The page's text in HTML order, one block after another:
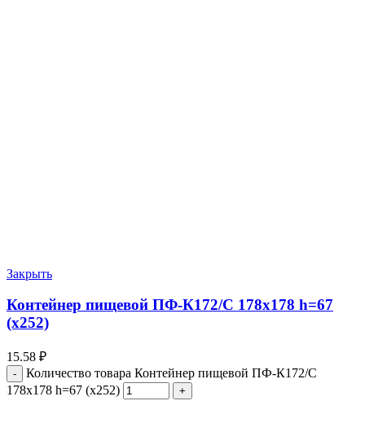
Закрыть
Контейнер пищевой ПФ-К172/С 178х178 h=67
(х252)
15.58 ₽
Количество товара Контейнер пищевой ПФ-К172/С
178х178 h=67 (х252)